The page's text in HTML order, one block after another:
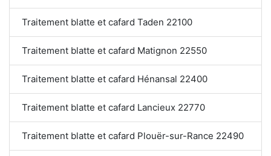
Traitement blatte et cafard Taden 22100
Traitement blatte et cafard Matignon 22550
Traitement blatte et cafard Hénansal 22400
Traitement blatte et cafard Lancieux 22770
Traitement blatte et cafard Plouër-sur-Rance 22490